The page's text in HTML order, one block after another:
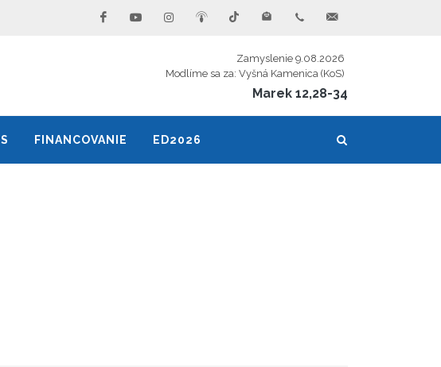
Zamyslenie 9.08.2026
Modlíme sa za: Vyšná Kamenica (KoS)
Marek 12,28-34
FINANCOVANIE ED2026